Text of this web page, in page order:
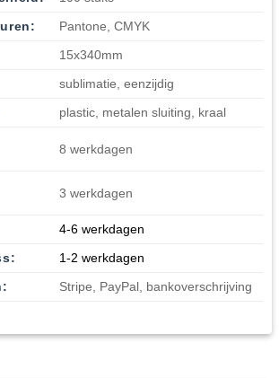
Pantone, CMYK
15x340mm
sublimatie, eenzijdig
plastic, metalen sluiting, kraal
8 werkdagen
3 werkdagen
4-6 werkdagen
1-2 werkdagen
Stripe, PayPal, bankoverschrijving